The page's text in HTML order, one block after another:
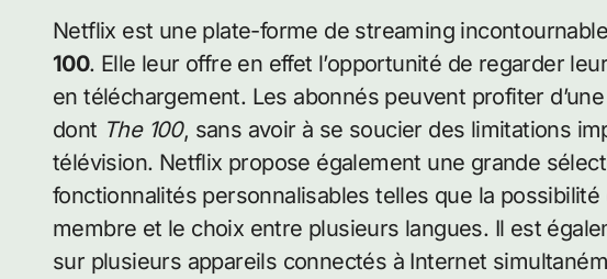
Netflix est une plate-forme de streaming
100. Elle leur offre en effet l’opportunité de regarder
en téléchargement. Les abonnés peuvent profiter
dont The 100, sans avoir à se soucier des limitations
télévision. Netflix propose également une grande
fonctionnalités personnalisables telles que la
membre et le choix entre plusieurs langues. Il est
sur plusieurs appareils connectés à Internet